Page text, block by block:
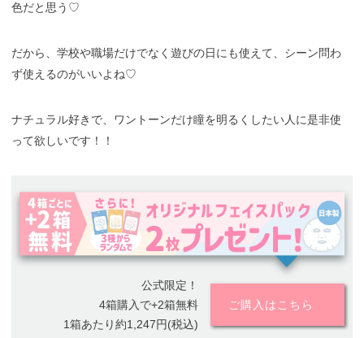
色だと思う♡
だから、学校や職場だけでなく遊びの日にも使えて、シーン問わ
ず使えるのがいいよね♡
ナチュラル好きで、ワントーンだけ瞳を明るくしたい人に是非使
って欲しいです！！
公式限定！
4箱購入で+2箱無料
1箱あたり約1,247円(税込)
ご購入はこちら